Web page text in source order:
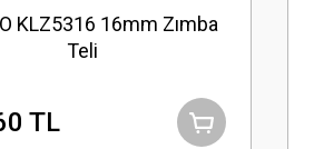
KLZ5316 16mm Zımba
Teli
TL